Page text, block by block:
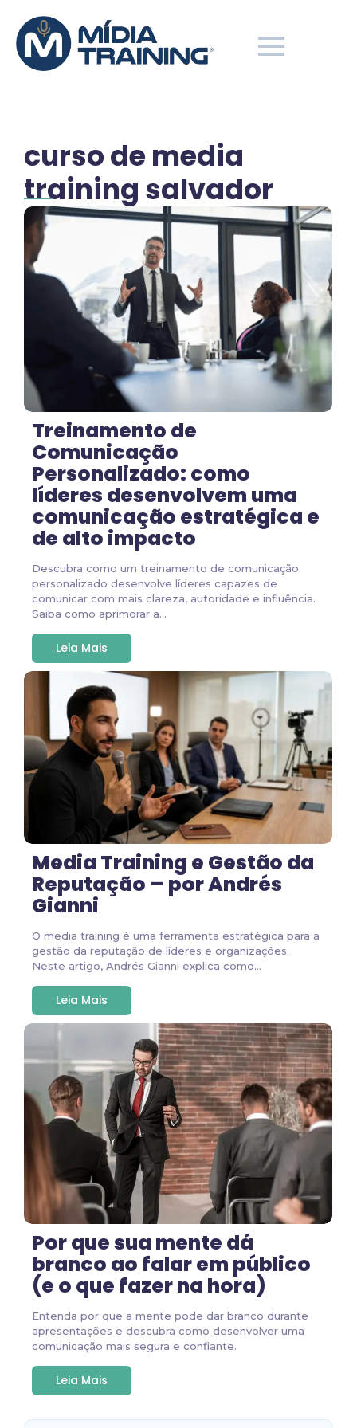
curso de media
training salvador
Treinamento de
Comunicação
Personalizado: como
líderes desenvolvem uma
comunicação estratégica e
de alto impacto
Descubra como um treinamento de comunicação
personalizado desenvolve líderes capazes de
comunicar com mais clareza, autoridade e influência.
Saiba como aprimorar a...
Leia Mais
Media Training e Gestão da
Reputação – por Andrés
Gianni
O media training é uma ferramenta estratégica para a
gestão da reputação de líderes e organizações.
Neste artigo, Andrés Gianni explica como...
Leia Mais
Por que sua mente dá
branco ao falar em público
(e o que fazer na hora)
Entenda por que a mente pode dar branco durante
apresentações e descubra como desenvolver uma
comunicação mais segura e confiante.
Leia Mais